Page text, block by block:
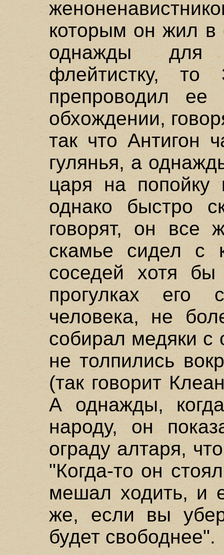
которым он жил в
однажды для
флейтистку,
препроводил
обхождении,
так что Антигон
гулянья, а
царя на попойку
однако быстро
говорят, он все
скамье сидел с
соседей хотя
прогулках его
человека, не
собирал медяки
не толпились
(так говорит
А однажды,
народу, он
ограду алтаря,
"Когда-то он
мешал ходить, и
же, если вы
будет свободнее".